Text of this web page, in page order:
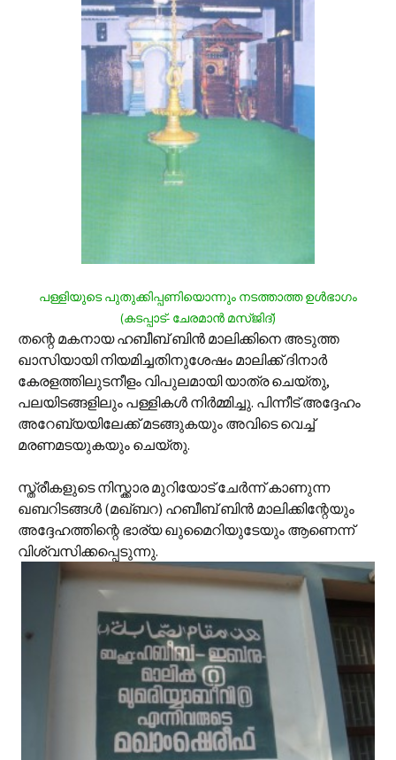
പള്ളിയുടെ പുതുക്കിപ്പണിയൊന്നും നടത്താത്ത ഉള്‍ഭാഗം
(കടപ്പാട്- ചേരമാന്‍ മസ്ജിദ്)
തന്റെ മകനായ ഹബീബ് ബിന്‍ മാലിക്കിനെ അടുത്ത
ഖാസിയായി നിയമിച്ചതിനുശേഷം മാലിക്ക് ദിനാര്‍
കേരളത്തിലുടനീളം വിപുലമായി യാത്ര ചെയ്തു,
പലയിടങ്ങളിലും പള്ളികള്‍ നിര്‍മ്മിച്ചു. പിന്നീട് അദ്ദേഹം
അറേബ്യയിലേക്ക് മടങ്ങുകയും അവിടെ വെച്ച്
മരണമടയുകയും ചെയ്തു.
സ്ത്രീകളുടെ നിസ്ക്കാര മുറിയോട് ചേര്‍ന്ന് കാണുന്ന
ഖബറിടങ്ങള്‍ (മഖ്ബറ) ഹബീബ് ബിന്‍ മാലിക്കിന്റേയും
അദ്ദേഹത്തിന്റെ ഭാര്യ ഖുമൈറിയുടേയും ആണെന്ന്
വിശ്വസിക്കപ്പെടുന്നു.